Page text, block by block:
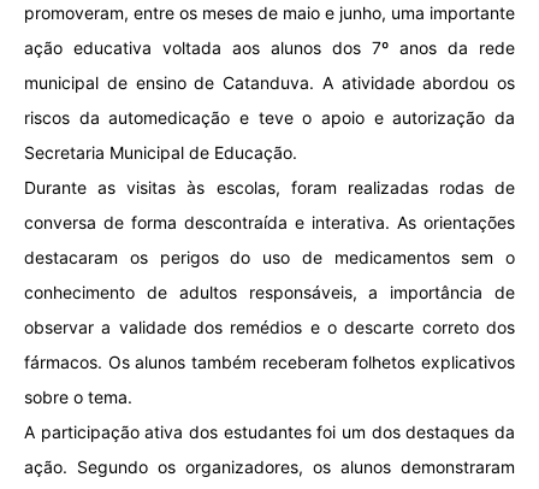
promoveram, entre os meses de maio e junho, uma importante
ação educativa voltada aos alunos dos 7º anos da rede
municipal de ensino de Catanduva. A atividade abordou os
riscos da automedicação e teve o apoio e autorização da
Secretaria Municipal de Educação.
Durante as visitas às escolas, foram realizadas rodas de
conversa de forma descontraída e interativa. As orientações
destacaram os perigos do uso de medicamentos sem o
conhecimento de adultos responsáveis, a importância de
observar a validade dos remédios e o descarte correto dos
fármacos. Os alunos também receberam folhetos explicativos
sobre o tema.
A participação ativa dos estudantes foi um dos destaques da
ação. Segundo os organizadores, os alunos demonstraram